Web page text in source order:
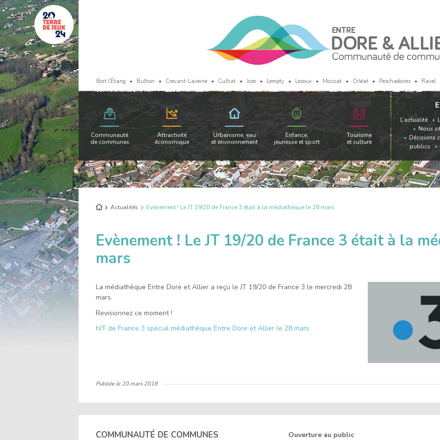
Bort l’Étang Bulhon Crevant-Laveine Culhat Joze Lempty Lezoux Moissat Orléat Peschadoires Ravel
Communauté
de communes
Attractivité
économique
Urbanisme, eau
et environnement
Enfance,
jeunesse et sport
Tourisme
et culture
L’actualité
Nous
Décisions
publics
Retour
Actualités Evènement ! Le JT 19/20 de France 3 était à la médiathèque le 28 mars
Evènement ! Le JT 19/20 de France 3 était à la
mars
La médiathèque Entre Dore et Allier a reçu le JT 19/20 de France 3 le mercredi 28
mars.
Revisionnez ce moment !
hJT de France 3 spécial médiathèque Entre Dore et Allier le 28 mars
Publiée le20 mars 2018
COMMUNAUTÉ DE COMMUNES
Ouverture au public